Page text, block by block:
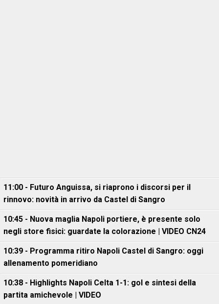
11:00 - Futuro Anguissa, si riaprono i discorsi per il
rinnovo: novità in arrivo da Castel di Sangro
10:45 - Nuova maglia Napoli portiere, è presente solo
negli store fisici: guardate la colorazione | VIDEO CN24
10:39 - Programma ritiro Napoli Castel di Sangro: oggi
allenamento pomeridiano
10:38 - Highlights Napoli Celta 1-1: gol e sintesi della
partita amichevole | VIDEO